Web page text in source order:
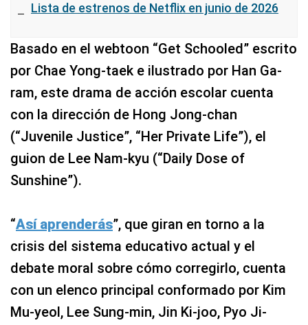
Lista de estrenos de Netflix en junio de 2026
Basado en el webtoon “Get Schooled” escrito
por Chae Yong-taek e ilustrado por Han Ga-
ram, este drama de acción escolar cuenta
con la dirección de Hong Jong-chan
(“Juvenile Justice”, “Her Private Life”), el
guion de Lee Nam-kyu (“Daily Dose of
Sunshine”).
“Así aprenderás”, que giran en torno a la
crisis del sistema educativo actual y el
debate moral sobre cómo corregirlo, cuenta
con un elenco principal conformado por Kim
Mu-yeol, Lee Sung-min, Jin Ki-joo, Pyo Ji-